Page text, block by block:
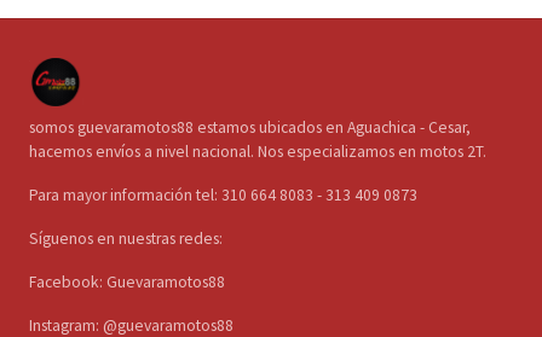
somos guevaramotos88 estamos ubicados en Aguachica - Cesar,
hacemos envíos a nivel nacional. Nos especializamos en motos 2T.
Para mayor información tel: 310 664 8083 - 313 409 0873
Síguenos en nuestras redes:
Facebook: Guevaramotos88
Instagram: @guevaramotos88